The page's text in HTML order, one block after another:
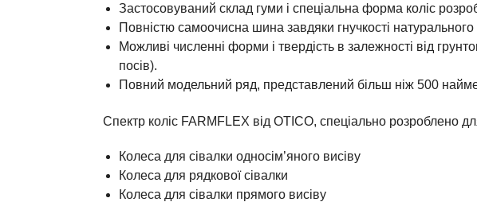
Застосовуваний склад гуми і спеціальна форма коліс
Повністю самоочисна шина завдяки гнучкості
Можливі численні форми і твердість в залежності від
посів).
Повний модельний ряд, представлений більш ніж 500
Спектр коліс FARMFLEX від OTICO, спеціально розроблено
Колеса для сівалки односім’яного висіву
Колеса для рядкової сівалки
Колеса для сівалки прямого висіву